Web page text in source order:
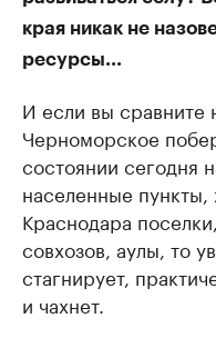
края никак не
ресурсы...
И если вы сравните
Черноморское
состоянии сегодня
населенные пункты,
Краснодара
совхозов, аулы, то
стагнирует,
и чахнет.